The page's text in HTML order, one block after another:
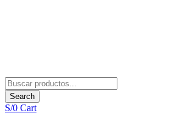
Search
S/0 Cart